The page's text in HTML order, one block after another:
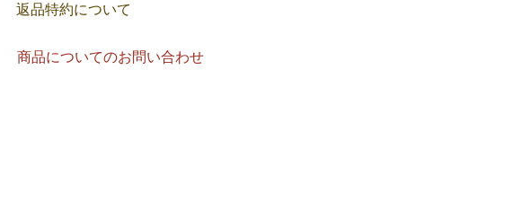
返品特約について
商品についてのお問い合わせ